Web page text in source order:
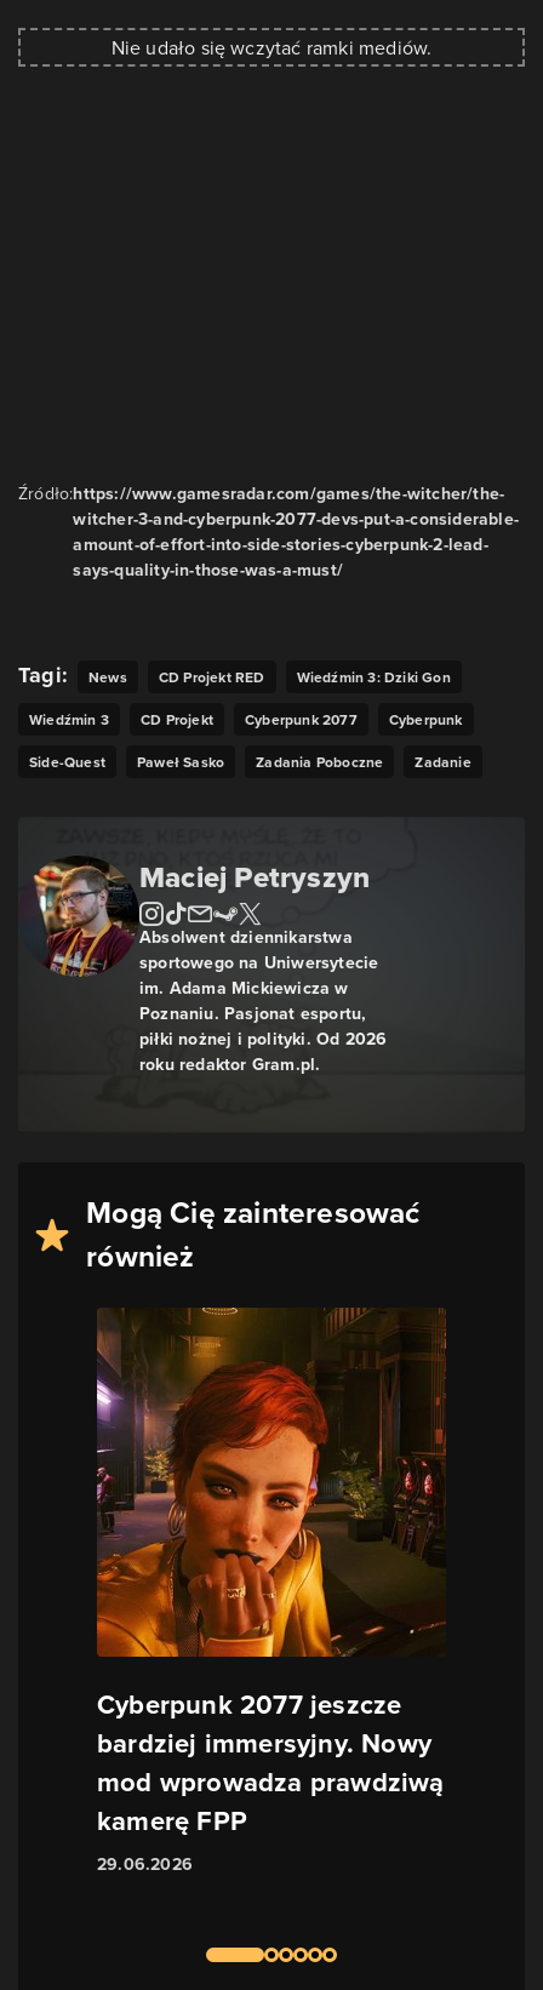
Nie udało się wczytać ramki mediów.
Źródło:https://www.gamesradar.com/games/the-witcher/the-
witcher-3-and-cyberpunk-2077-devs-put-a-considerable-
amount-of-effort-into-side-stories-cyberpunk-2-lead-
says-quality-in-those-was-a-must/
Tagi: News CD Projekt RED
Wiedźmin 3: Dziki Gon
Wiedźmin 3
CD Projekt Cyberpunk 2077
Cyberpunk
Side-Quest
Paweł Sasko Zadania Poboczne Zadanie
Maciej Petryszyn
Absolwent dziennikarstwa
sportowego na Uniwersytecie
im. Adama Mickiewicza w
Poznaniu. Pasjonat esportu,
piłki nożnej i polityki. Od 2026
roku redaktor Gram.pl.
Mogą Cię zainteresować
również
Cyberpunk 2077 jeszcze
bardziej immersyjny. Nowy
mod wprowadza prawdziwą
kamerę FPP
29.06.2026